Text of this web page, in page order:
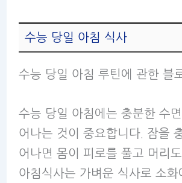
수능 당일 아침 식사
수능 당일 아침 루틴에 관한 블
수능 당일 아침에는 충분한 수
어나는 것이 중요합니다. 잠을
어나면 몸이 피로를 풀고 머리
아침식사는 가벼운 식사로 소화